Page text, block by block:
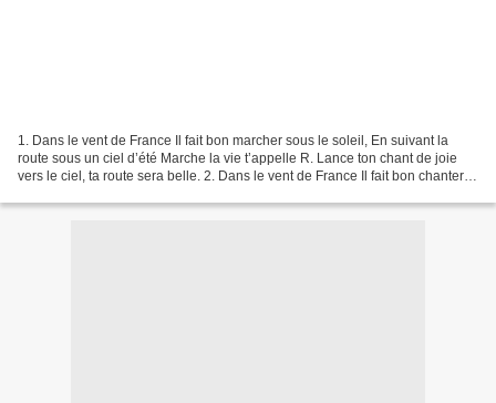
1. Dans le vent de France Il fait bon marcher sous le soleil, En suivant la
route sous un ciel d’été Marche la vie t’appelle R. Lance ton chant de joie
vers le ciel, ta route sera belle. 2. Dans le vent de France Il fait bon chanter